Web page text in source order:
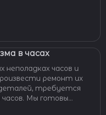
в часах
неполадках часов и
ремонт их
деталей, требуется
готовы